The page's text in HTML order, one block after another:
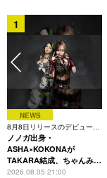
1
NEWS
8月8日リリースのデビュー曲
は「Time is money」
ノノガ出身・
ASHA×KOKONAが
TAKARA結成、ちゃんみな
主宰レーベル第2弾アーテ
2026.08.05 21:00